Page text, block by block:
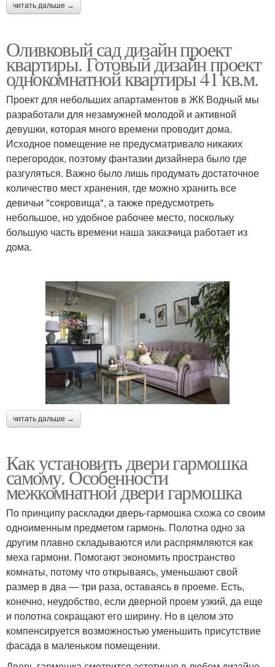
читать дальше →
Оливковый сад дизайн проект
квартиры. Готовый дизайн проект
однокомнатной квартиры 41 кв.м.
Проект для небольших апартаментов в ЖК Водный мы
разработали для незамужней молодой и активной
девушки, которая много времени проводит дома.
Исходное помещение не предусматривало никаких
перегородок, поэтому фантазии дизайнера было где
разгуляться. Важно было лишь продумать достаточное
количество мест хранения, где можно хранить все
девичьи "сокровища", а также предусмотреть
небольшое, но удобное рабочее место, поскольку
большую часть времени наша заказчица работает из
дома.
читать дальше →
Как установить двери гармошка
самому. Особенности
межкомнатной двери гармошка
По принципу раскладки дверь-гармошка схожа со своим
одноименным предметом гармонь. Полотна одно за
другим плавно складываются или распрямляются как
меха гармони. Помогают экономить пространство
комнаты, потому что открываясь, уменьшают свой
размер в два — три раза, оставаясь в проеме. Есть,
конечно, неудобство, если дверной проем узкий, да еще
и полотна сокращают его ширину. Но в целом это
компенсируется возможностью уменьшить присутствие
фасада в маленьком помещении.